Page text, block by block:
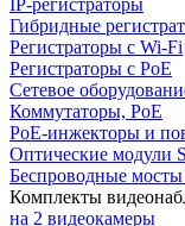
IP-регистраторы
Гибридные
Регистраторы с Wi-Fi
Регистраторы с PoE
Сетевое
Коммутаторы, PoE
PoE-инжекторы и
Оптические модули
Беспроводные
Комплекты
на 2 видеокамеры